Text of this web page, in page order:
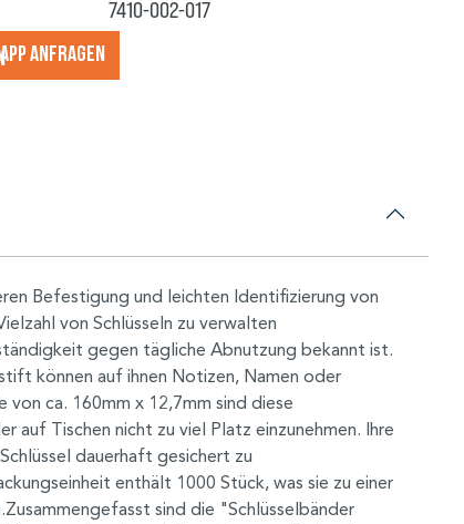
7410-002-017
anfragеn
Befestigung und leichten Identifizierung von
von Schlüsseln zu verwalten
gegen tägliche Abnutzung bekannt ist.
können auf ihnen Notizen, Namen oder
ca. 160mm x 12,7mm sind diese
auf Tischen nicht zu viel Platz einzunehmen. Ihre
dauerhaft gesichert zu
enthält 1000 Stück, was sie zu einer
sind die "Schlüsselbänder